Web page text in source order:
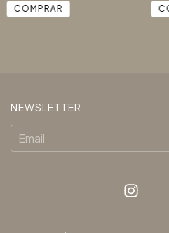
NEWSLETTER